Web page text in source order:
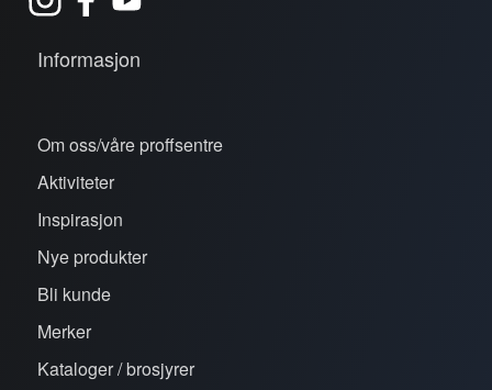
Informasjon
Om oss/våre proffsentre
Aktiviteter
Inspirasjon
Nye produkter
Bli kunde
Merker
Kataloger / brosjyrer